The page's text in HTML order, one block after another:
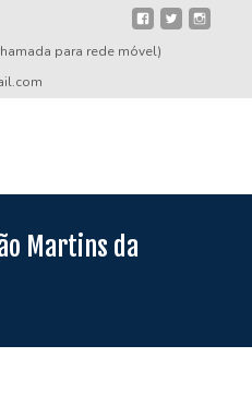
para rede móvel)
Martins da